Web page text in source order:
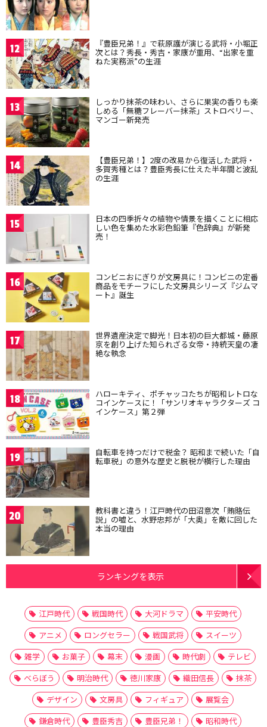
12 『豊臣兄弟！』で萩原護が演じる武将・小堀正
次とは？秀長・秀吉・家康が重用、“出家を重
ねた実務派”の生涯
13 しっかり抹茶の味わい、さらに果実の香りも楽
しめる「無糖フレーバー抹茶」ストロベリー、
マンゴー新発売
14 【豊臣兄弟！】2度の改易から復活した武将・
多賀秀種とは？豊臣秀長に仕えた半年間と波乱
の生涯
15 日本の四季折々の植物や情景を描くことに相応
しい色を集めた水彩色鉛筆『色辞典』が新発
売！
16 コンビニおにぎりが文房具に！コンビニの定番
商品をモチーフにした文房具シリーズ『ジムマ
ート』誕生
17 世界遺産決定で脚光！日本初の巨大都城・藤原
京を創り上げた知られざる女帝・持統天皇の凄
絶な執念
18 ハローキティ、ポチャッコたちが昭和レトロな
コインケースに！「サンリオキャラクターズ コ
インケース」第２弾
19 自転車を持つだけで税金？ 昭和まで続いた「自
転車税」の意外な歴史と脱税が横行した理由
20 教科書と違う！江戸時代の田沼意次「賄賂伝
説」の嘘と、水野忠邦が「大奥」を敵に回した
本当の理由
ランキングを表示
江戸時代 戦国時代 大河ドラマ
平安時代
アニメ
ロングセラー 戦国武将
スイーツ
雑学
お菓子 幕末 漫画 時代劇
テレビ
べらぼう
明治時代 徳川家康 織田信長
抹茶
デザイン
文房具 フィギュア
展覧会
鎌倉時代
豊臣秀吉 豊臣兄弟！
昭和時代